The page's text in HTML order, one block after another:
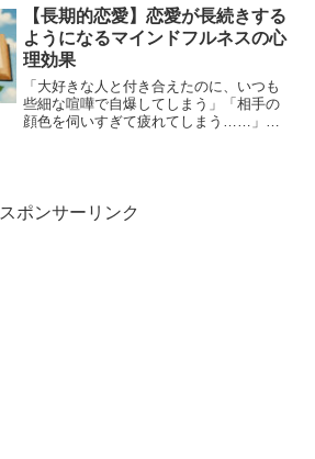
研究によれば、ある性格特性が精神衛生
上の問題と関連してい...
【長期的恋愛】恋愛が長続きする
ようになるマインドフルネスの心
理効果
「大好きな人と付き合えたのに、いつも
些細な喧嘩で自爆してしまう」「相手の
顔色を伺いすぎて疲れてしまう……」そ
スポンサーリンク